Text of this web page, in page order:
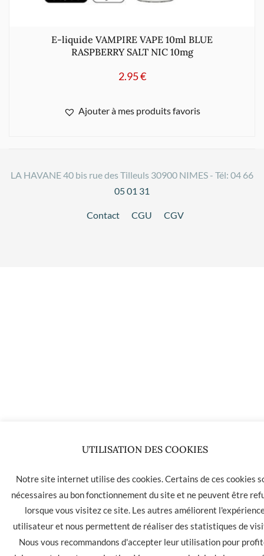
E-liquide VAMPIRE VAPE 10ml BLUE
RASPBERRY SALT NIC 10mg
2.95€
Ajouter à mes produits favoris
LA HAVANE 40 bis rue des Tilleuls 30900 NIMES - Tél: 04 66
05 01 31
Contact CGU CGV
UTILISATION DES COOKIES
Notre site internet utilise des cookies. Certains de ces cookies
nécessaires au bon fonctionnement du site et ne peuvent être
lorsque vous visitez ce site. Les autres améliorent
utilisateur et nous permettent de réaliser des statistiques de
Nous vous recommandons d'accepter leur utilisation pour